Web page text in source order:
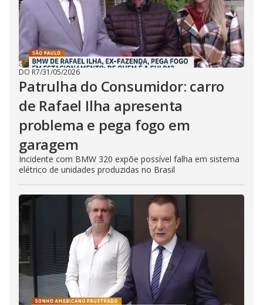
DO R7/31/05/2026
Patrulha do Consumidor: carro
de Rafael Ilha apresenta
problema e pega fogo em
garagem
Incidente com BMW 320 expõe possível falha em sistema
elétrico de unidades produzidas no Brasil